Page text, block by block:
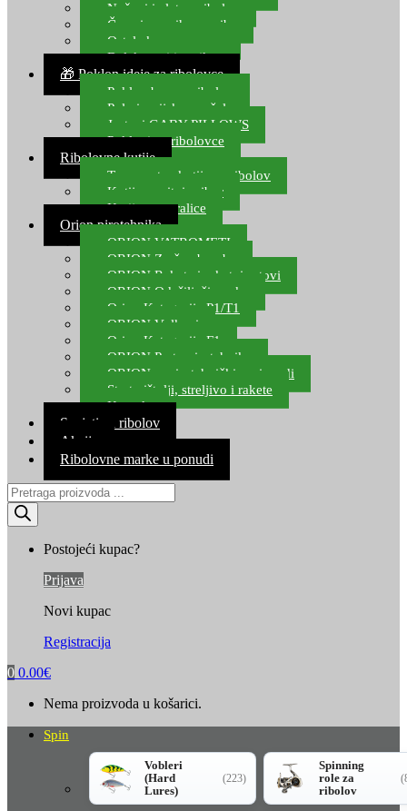
Noževi i alat za ribolov
Čamci za prihranu ribe
Ostala kamp oprema
Dalekozori i optika
🎁 Poklon ideje za ribolovce
Poklon bon za ribolov
Polarizacijske naočale
Jastuci GABY PILLOWS
Pokloni za ribolovce
Ribolovne kutije
Transportne kutije za ribolov
Kutije za sitni pribor
Kutije za varalice
Orion pirotehnika
ORION VATROMETI
ORION Zračne bombe
ORION Rakete i raketni setovi
ORION Odašiljači zvuka
Orion Kategorija P1/T1
ORION Vulkani
Orion Kategorija F1
ORION Party pirotehnika
ORION nepirotehnički proizvodi
Start pištolji, streljivo i rakete
Kontakt
Savjeti za ribolov
Akcija
Ribolovne marke u ponudi
Products
search
Postojeći kupac?
Prijava
Novi kupac
Registracija
0 0.00€
Nema proizvoda u košarici.
Spin
Vobleri
(Hard
Lures)
(223)
Spinning
role za
ribolov